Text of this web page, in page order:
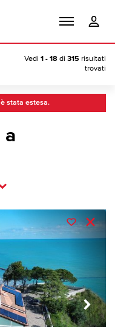
Vedi 1 - 18 di 315 risultati
trovati
stata estesa.
a